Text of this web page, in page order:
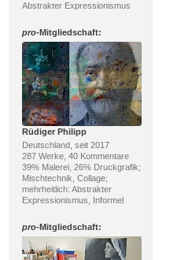
Abstrakter Expressionismus
pro-Mitgliedschaft:
Rüdiger Philipp
Deutschland, seit 2017
287 Werke, 40 Kommentare
39% Malerei, 26% Druckgrafik;
Mischtechnik, Collage;
mehrheitlich: Abstrakter
Expressionismus, Informel
pro-Mitgliedschaft: